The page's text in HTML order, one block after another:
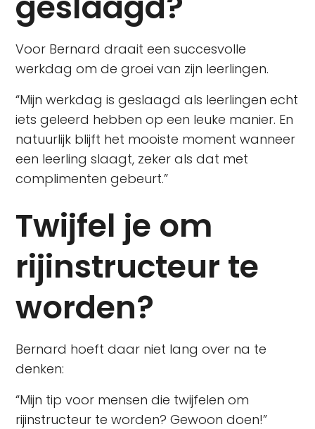
Voor Bernard draait een succesvolle
werkdag om de groei van zijn leerlingen.
“Mijn werkdag is geslaagd als leerlingen echt
iets geleerd hebben op een leuke manier. En
natuurlijk blijft het mooiste moment wanneer
een leerling slaagt, zeker als dat met
complimenten gebeurt.”
Twijfel je om
rijinstructeur te
worden?
Bernard hoeft daar niet lang over na te
denken:
“Mijn tip voor mensen die twijfelen om
rijinstructeur te worden? Gewoon doen!”